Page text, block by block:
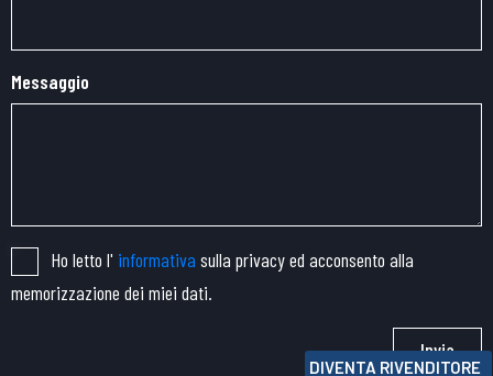
DIVENTA RIVENDITORE
Messaggio
Ho letto l' informativa sulla privacy ed acconsento alla
memorizzazione dei miei dati.
Invia